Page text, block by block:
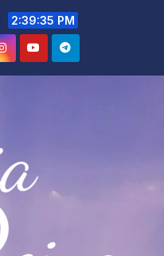
2:39:36 PM